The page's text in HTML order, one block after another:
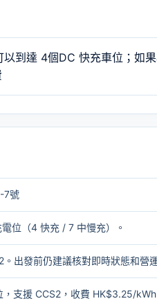
到達 4個DC 快充車位；如
7號
位（4 快充 / 7 中慢充）。
出發前仍建議核對即時狀態和營
支援 CCS2，收費 HK$3.25/